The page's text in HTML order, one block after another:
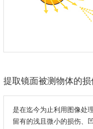
提取镜面被测物体的
是在迄今为止利用图像处
留有的浅且微小的损伤、